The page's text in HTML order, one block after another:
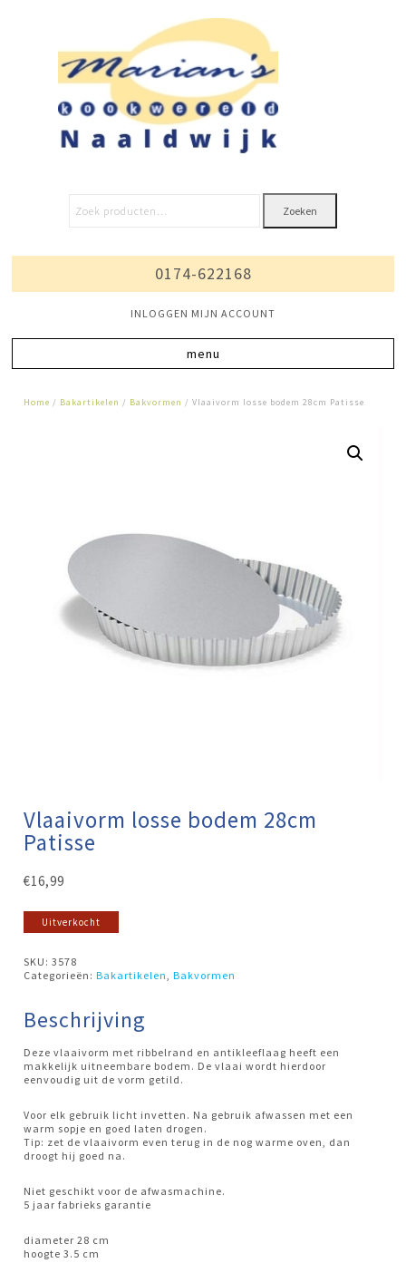
Zoeken
0174-622168
INLOGGEN MIJN ACCOUNT
Home / Bakartikelen / Bakvormen / Vlaaivorm losse bodem 28cm Patisse
Vlaaivorm losse bodem 28cm
Patisse
€16,99
Uitverkocht
SKU:3578
Categorieën:Bakartikelen ,Bakvormen
Beschrijving
Deze vlaaivorm met ribbelrand en antikleeflaag heeft een
makkelijk uitneembare bodem. De vlaai wordt hierdoor
eenvoudig uit de vorm getild.
Voor elk gebruik licht invetten. Na gebruik afwassen met een
warm sopje en goed laten drogen.
Tip: zet de vlaaivorm even terug in de nog warme oven, dan
droogt hij goed na.
Niet geschikt voor de afwasmachine.
5 jaar fabrieks garantie
diameter 28 cm
hoogte 3.5 cm